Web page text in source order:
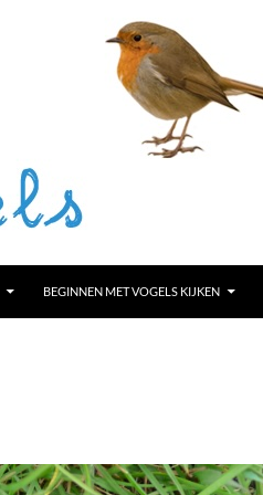
BEGINNEN MET VOGELS KIJKEN